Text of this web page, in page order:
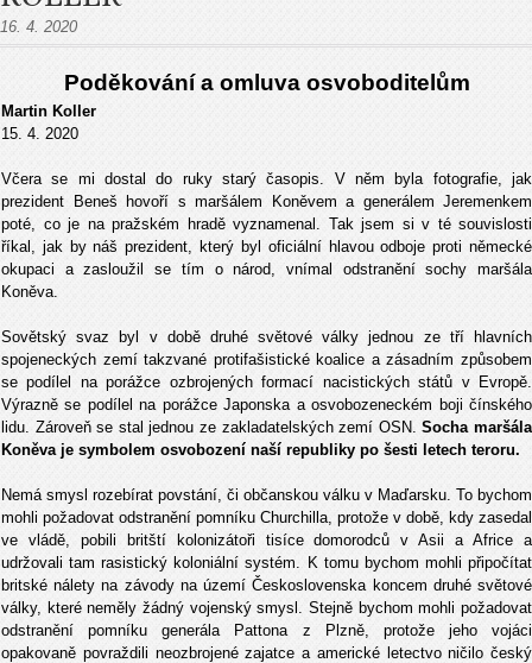
16. 4. 2020
Poděkování a omluva osvoboditelům
Martin Koller
15. 4. 2020
Včera se mi dostal do ruky starý časopis. V něm byla fotografie, jak
prezident Beneš hovoří s maršálem Koněvem a generálem Jeremenkem
poté, co je na pražském hradě vyznamenal. Tak jsem si v té souvislosti
říkal, jak by náš prezident, který byl oficiální hlavou odboje proti německé
okupaci a zasloužil se tím o národ, vnímal odstranění sochy maršála
Koněva.
Sovětský svaz byl v době druhé světové války jednou ze tří hlavních
spojeneckých zemí takzvané protifašistické koalice a zásadním způsobem
se podílel na porážce ozbrojených formací nacistických států v Evropě.
Výrazně se podílel na porážce Japonska a osvobozeneckém boji čínského
lidu. Zároveň se stal jednou ze zakladatelských zemí OSN.Socha maršála
Koněva je symbolem osvobození naší republiky po šesti letech teroru.
Nemá smysl rozebírat povstání, či občanskou válku v Maďarsku. To bychom
mohli požadovat odstranění pomníku Churchilla, protože v době, kdy zasedal
ve vládě, pobili britští kolonizátoři tisíce domorodců v Asii a Africe a
udržovali tam rasistický koloniální systém. K tomu bychom mohli připočítat
britské nálety na závody na území Československa koncem druhé světové
války, které neměly žádný vojenský smysl. Stejně bychom mohli požadovat
odstranění pomníku generála Pattona z Plzně, protože jeho vojáci
opakovaně povraždili neozbrojené zajatce a americké letectvo ničilo český